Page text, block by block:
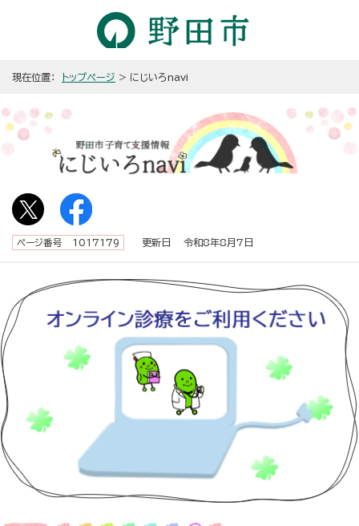
現在位置： トップページ > にじいろnavi
ページ番号 1017179 更新日 令和8年8月7日